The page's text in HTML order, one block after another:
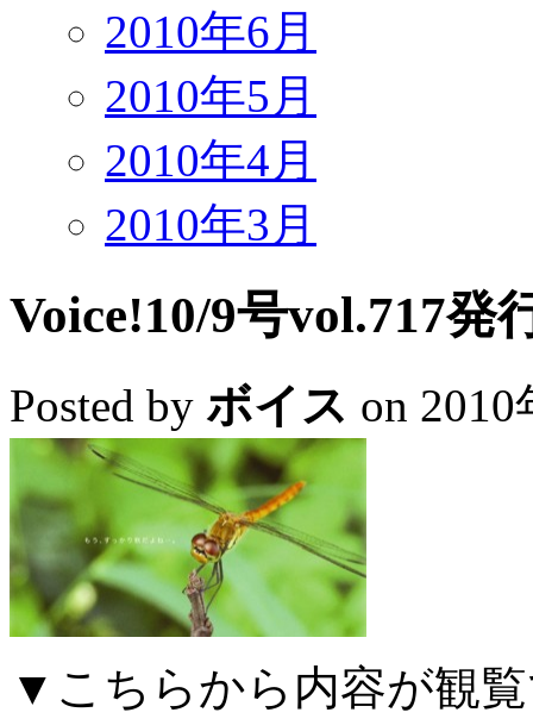
2010年6月
2010年5月
2010年4月
2010年3月
Voice!10/9号vol.717発
Posted by ボイス on
▼こちらから内容が観